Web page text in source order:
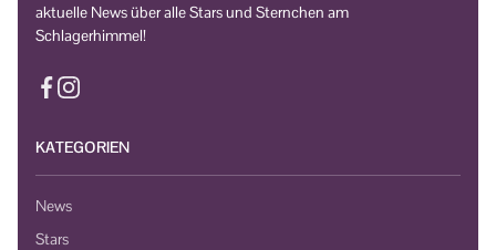
aktuelle News über alle Stars und Sternchen am
Schlagerhimmel!
KATEGORIEN
News
Stars